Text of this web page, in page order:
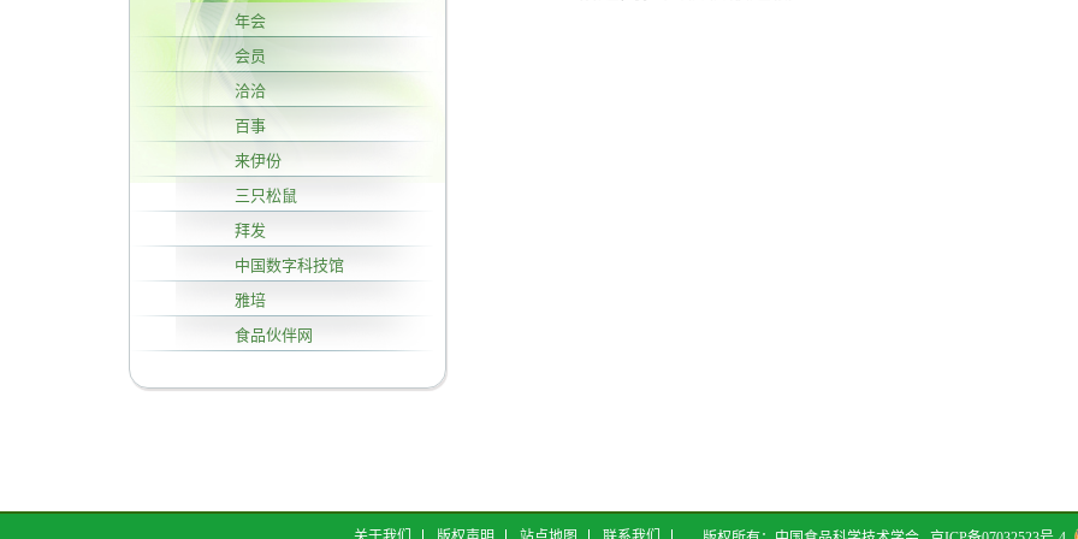
年会
会员
洽洽
百事
来伊份
三只松鼠
拜发
中国数字科技馆
雅培
食品伙伴网